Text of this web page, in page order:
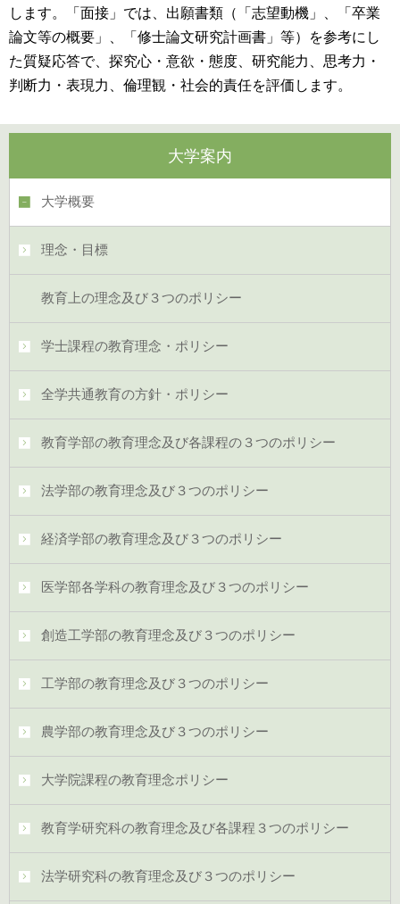
します。「面接」では、出願書類（「志望動機」、「卒業
論文等の概要」、「修士論文研究計画書」等）を参考にし
た質疑応答で、探究心・意欲・態度、研究能力、思考力・
判断力・表現力、倫理観・社会的責任を評価します。
大学案内
大学概要
理念・目標
教育上の理念及び３つのポリシー
学士課程の教育理念・ポリシー
全学共通教育の方針・ポリシー
教育学部の教育理念及び各課程の３つのポリシー
法学部の教育理念及び３つのポリシー
経済学部の教育理念及び３つのポリシー
医学部各学科の教育理念及び３つのポリシー
創造工学部の教育理念及び３つのポリシー
工学部の教育理念及び３つのポリシー
農学部の教育理念及び３つのポリシー
大学院課程の教育理念ポリシー
教育学研究科の教育理念及び各課程３つのポリシー
法学研究科の教育理念及び３つのポリシー